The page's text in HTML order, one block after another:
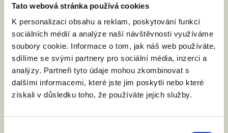
Tato webová stránka používá cookies
K personalizaci obsahu a reklam, poskytování funkcí
sociálních médií a analýze naší návštěvnosti využíváme
soubory cookie. Informace o tom, jak náš web používáte,
sdílíme se svými partnery pro sociální média, inzerci a
analýzy. Partneři tyto údaje mohou zkombinovat s
dalšími informacemi, které jste jim poskytli nebo které
získali v důsledku toho, že používáte jejich služby.